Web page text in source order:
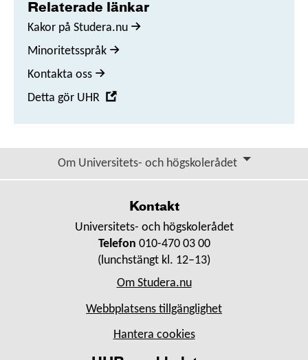
Relaterade länkar
Kakor på Studera.nu
Minoritetsspråk
Kontakta oss
Detta gör UHR
nytt
fönster
Om Universitets- och högskolerådet
Kontakt
Universitets- och högskolerådet
Telefon 010-470 03 00
(lunchstängt kl. 12–13)
Om Studera.nu
Webbplatsens tillgänglighet
Hantera cookies